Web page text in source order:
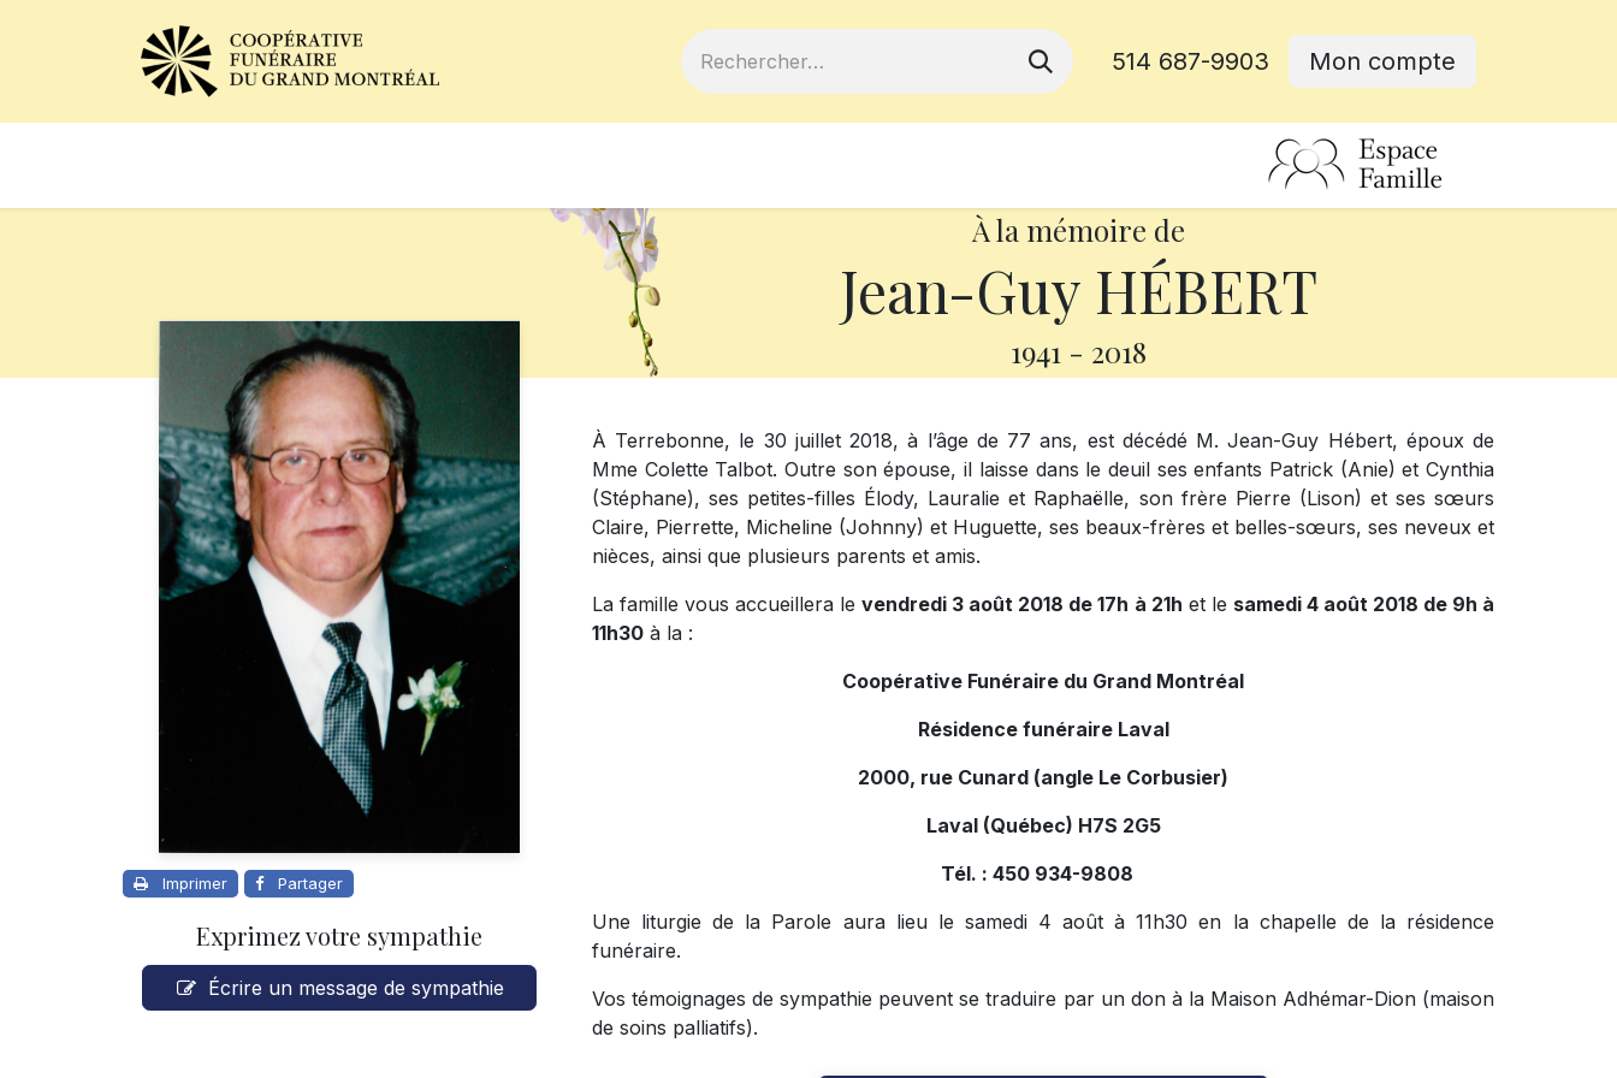
514 687-9903 Mon compte
À la mémoire de
Jean-Guy HÉBERT
1941 - 2018
Imprimer Partager
Exprimez votre sympathie
Écrire un message de sympathie
À Terrebonne, le 30 juillet 2018, à l’âge de 77 ans, est décédé M. Jean-Guy Hébert, époux de
Mme Colette Talbot. Outre son épouse, il laisse dans le deuil ses enfants Patrick (Anie) et Cynthia
(Stéphane), ses petites-filles Élody, Lauralie et Raphaëlle, son frère Pierre (Lison) et ses sœurs
Claire, Pierrette, Micheline (Johnny) et Huguette, ses beaux-frères et belles-sœurs, ses neveux et
nièces, ainsi que plusieurs parents et amis.
La famille vous accueillera levendredi 3 août 2018 de 17h à 21h et le samedi 4 août 2018 de 9h à
11h30 à la :
Coopérative Funéraire du Grand Montréal
Résidence funéraire Laval
2000, rue Cunard (angle Le Corbusier)
Laval (Québec) H7S 2G5
Tél. : 450 934-9808
Une liturgie de la Parole aura lieu le samedi 4 août à 11h30 en la chapelle de la résidence
funéraire.
Vos témoignages de sympathie peuvent se traduire par un don à la Maison Adhémar-Dion (maison
de soins palliatifs).